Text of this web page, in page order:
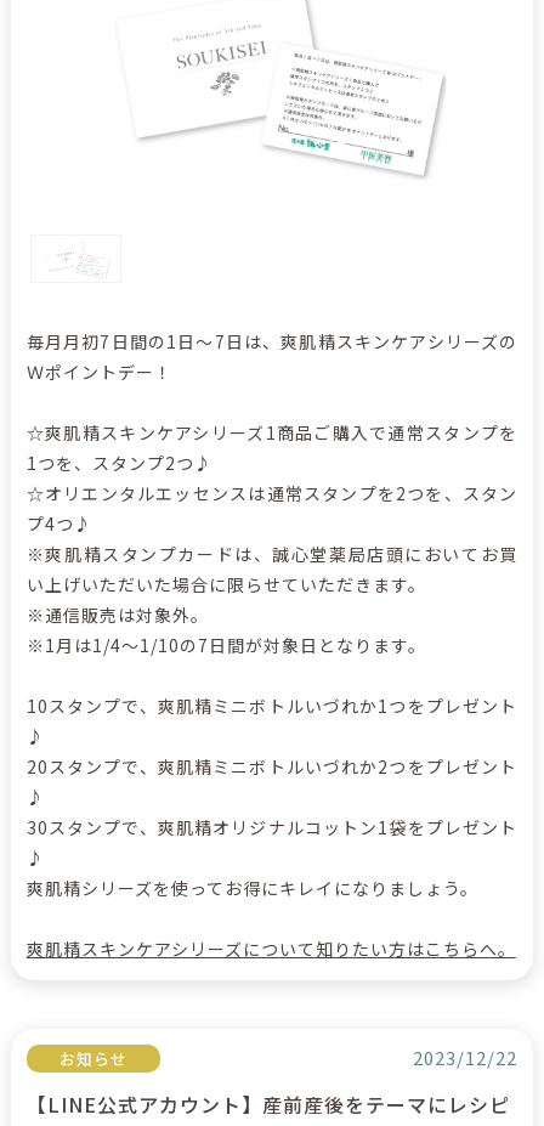
毎月月初7日間の1日～7日は、爽肌精スキンケアシリーズの
Ｗポイントデー！
☆爽肌精スキンケアシリーズ1商品ご購入で通常スタンプを
1つを、スタンプ2つ♪
☆オリエンタルエッセンスは通常スタンプを2つを、スタン
プ4つ♪
※爽肌精スタンプカードは、誠心堂薬局店頭においてお買
い上げいただいた場合に限らせていただきます。
※通信販売は対象外。
※1月は1/4～1/10の7日間が対象日となります。
10スタンプで、爽肌精ミニボトルいづれか1つをプレゼント
♪
20スタンプで、爽肌精ミニボトルいづれか2つをプレゼント
♪
30スタンプで、爽肌精オリジナルコットン1袋をプレゼント
♪
爽肌精シリーズを使ってお得にキレイになりましょう。
爽肌精スキンケアシリーズについて知りたい方はこちらへ。
お知らせ 2023/12/22
【LINE公式アカウント】産前産後をテーマにレシピ